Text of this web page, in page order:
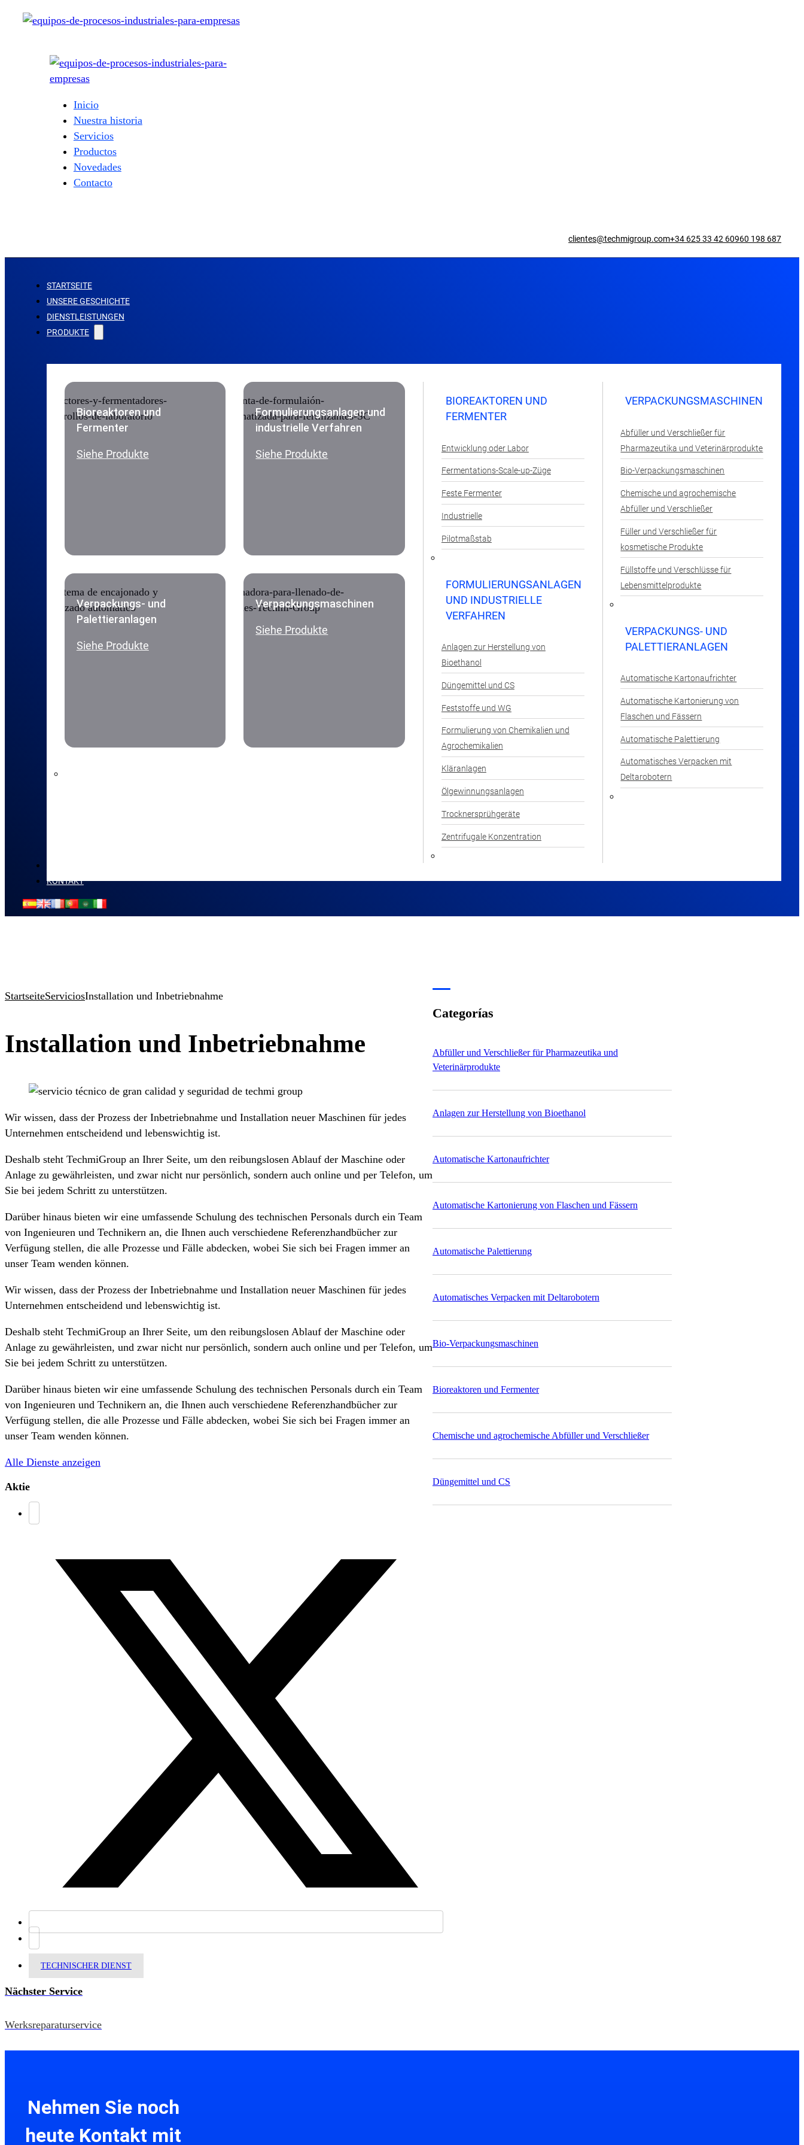
Inicio
Nuestra historia
Servicios
Productos
Novedades
Contacto
clientes@techmigroup.com+34 625 33 42 60960 198 687
STARTSEITE
UNSERE GESCHICHTE
DIENSTLEISTUNGEN
PRODUKTE
Bioreaktoren und
Fermenter
Siehe Produkte
Formulierungsanlagen und
industrielle Verfahren
Siehe Produkte
Verpackungs- und
Palettieranlagen
Siehe Produkte
Verpackungsmaschinen
Siehe Produkte
BIOREAKTOREN UND
FERMENTER
Entwicklung oder Labor
Fermentations-Scale-up-Züge
Feste Fermenter
Industrielle
Pilotmaßstab
FORMULIERUNGSANLAGEN
UND INDUSTRIELLE
VERFAHREN
Anlagen zur Herstellung von
Bioethanol
Düngemittel und CS
Feststoffe und WG
Formulierung von Chemikalien und
Agrochemikalien
Kläranlagen
Ölgewinnungsanlagen
Trocknersprühgeräte
Zentrifugale Konzentration
VERPACKUNGSMASCHINEN
Abfüller und Verschließer für
Pharmazeutika und Veterinärprodukte
Bio-Verpackungsmaschinen
Chemische und agrochemische
Abfüller und Verschließer
Füller und Verschließer für
kosmetische Produkte
Füllstoffe und Verschlüsse für
Lebensmittelprodukte
VERPACKUNGS- UND
PALETTIERANLAGEN
Automatische Kartonaufrichter
Automatische Kartonierung von
Flaschen und Fässern
Automatische Palettierung
Automatisches Verpacken mit
Deltarobotern
KONTAKT
StartseiteServiciosInstallation und Inbetriebnahme
Installation und Inbetriebnahme
Wir wissen, dass der Prozess der Inbetriebnahme und Installation neuer Maschinen für jedes
Unternehmen entscheidend und lebenswichtig ist.
Deshalb steht TechmiGroup an Ihrer Seite, um den reibungslosen Ablauf der Maschine oder
Anlage zu gewährleisten, und zwar nicht nur persönlich, sondern auch online und per Telefon, um
Sie bei jedem Schritt zu unterstützen.
Darüber hinaus bieten wir eine umfassende Schulung des technischen Personals durch ein Team
von Ingenieuren und Technikern an, die Ihnen auch verschiedene Referenzhandbücher zur
Verfügung stellen, die alle Prozesse und Fälle abdecken, wobei Sie sich bei Fragen immer an
unser Team wenden können.
Wir wissen, dass der Prozess der Inbetriebnahme und Installation neuer Maschinen für jedes
Unternehmen entscheidend und lebenswichtig ist.
Deshalb steht TechmiGroup an Ihrer Seite, um den reibungslosen Ablauf der Maschine oder
Anlage zu gewährleisten, und zwar nicht nur persönlich, sondern auch online und per Telefon, um
Sie bei jedem Schritt zu unterstützen.
Darüber hinaus bieten wir eine umfassende Schulung des technischen Personals durch ein Team
von Ingenieuren und Technikern an, die Ihnen auch verschiedene Referenzhandbücher zur
Verfügung stellen, die alle Prozesse und Fälle abdecken, wobei Sie sich bei Fragen immer an
unser Team wenden können.
Alle Dienste anzeigen
Aktie
TECHNISCHER DIENST
Nächster Service
Werksreparaturservice
Categorías
Abfüller und Verschließer für Pharmazeutika und
Veterinärprodukte
Anlagen zur Herstellung von Bioethanol
Automatische Kartonaufrichter
Automatische Kartonierung von Flaschen und Fässern
Automatische Palettierung
Automatisches Verpacken mit Deltarobotern
Bio-Verpackungsmaschinen
Bioreaktoren und Fermenter
Chemische und agrochemische Abfüller und Verschließer
Düngemittel und CS
Nehmen Sie noch
heute Kontakt mit